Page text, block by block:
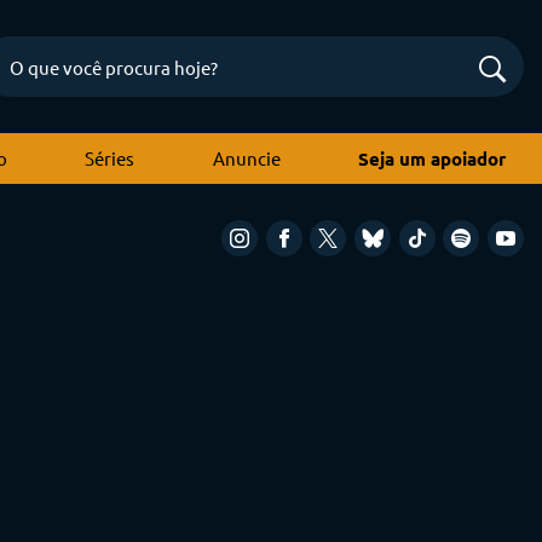
Séries Anuncie Seja um apoiador